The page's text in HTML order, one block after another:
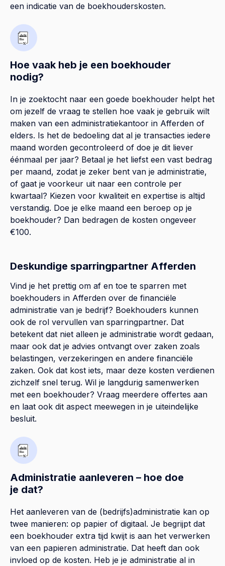
een indicatie van de boekhouderskosten.
Hoe vaak heb je een boekhouder
nodig?
In je zoektocht naar een goede boekhouder helpt het
om jezelf de vraag te stellen hoe vaak je gebruik wilt
maken van een administratiekantoor in Afferden of
elders. Is het de bedoeling dat al je transacties iedere
maand worden gecontroleerd of doe je dit liever
éénmaal per jaar? Betaal je het liefst een vast bedrag
per maand, zodat je zeker bent van je administratie,
of gaat je voorkeur uit naar een controle per
kwartaal? Kiezen voor kwaliteit en expertise is altijd
verstandig. Doe je elke maand een beroep op je
boekhouder? Dan bedragen de kosten ongeveer
€100.
Deskundige sparringpartner Afferden
Vind je het prettig om af en toe te sparren met
boekhouders in Afferden over de financiële
administratie van je bedrijf? Boekhouders kunnen
ook de rol vervullen van sparringpartner. Dat
betekent dat niet alleen je administratie wordt gedaan,
maar ook dat je advies ontvangt over zaken zoals
belastingen, verzekeringen en andere financiële
zaken. Ook dat kost iets, maar deze kosten verdienen
zichzelf snel terug. Wil je langdurig samenwerken
met een boekhouder? Vraag meerdere offertes aan
en laat ook dit aspect meewegen in je uiteindelijke
besluit.
Administratie aanleveren – hoe doe
je dat?
Het aanleveren van de (bedrijfs)administratie kan op
twee manieren: op papier of digitaal. Je begrijpt dat
een boekhouder extra tijd kwijt is aan het verwerken
van een papieren administratie. Dat heeft dan ook
invloed op de kosten. Heb je je administratie al in